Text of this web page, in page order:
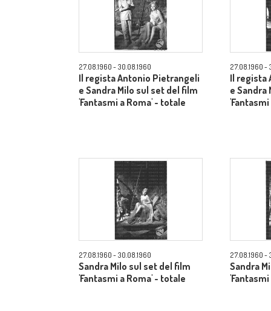
27.08.1960 - 30.08.1960
Il regista Antonio Pietrangeli
e Sandra Milo sul set del film
'Fantasmi a Roma' - totale
27.08.1960 -
Il regista
e Sandra
27.08.1960 - 30.08.1960
Sandra Milo sul set del film
'Fantasmi a Roma' - totale
27.08.1960 -
Sandra